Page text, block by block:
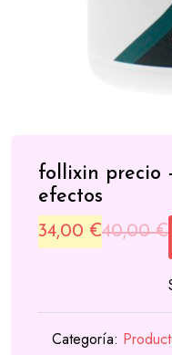
follixin precio
efectos
40,00€
34,00 €
Categoría: